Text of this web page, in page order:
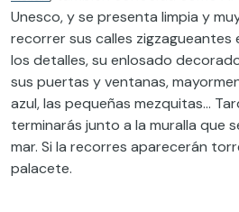
Unesco, y se presenta limpia y
recorrer sus calles
los detalles, su enlosado
sus puertas y ventanas,
azul, las pequeñas mezquitas…
terminarás junto a la muralla que
mar. Si la recorres aparecerán
palacete.